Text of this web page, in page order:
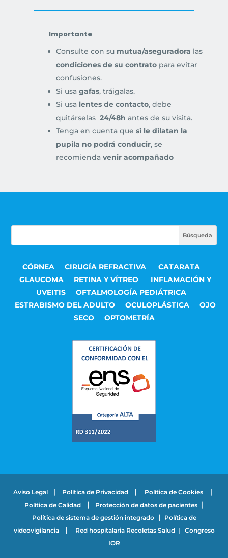
Importante
Consulte con sumutua/aseguradora las
condiciones de su contratopara evitar
confusiones.
Si usa gafas, tráigalas.
Si usa lentes de contacto, debe
quitárselas 24/48h antes de su visita.
Tenga en cuenta que si le dilatan la
pupila no podrá conducir, se
recomienda venir acompañado
CÓRNEA CIRUGÍA REFRACTIVA
CATARATA
GLAUCOMA
RETINA Y VÍTREO
INFLAMACIÓN Y
UVEITIS
OFTALMOLOGÍA PEDIÁTRICA
ESTRABISMO DEL ADULTO
OCULOPLÁSTICA
OJO
SECO
OPTOMETRÍA
Aviso Legal | Política de Privacidad | Política de Cookies |
Política de Calidad | Protección de datos de pacientes |
Política de sistema de gestión integrado|
Política de
videovigilancia| Red hospitalaria Recoletas Salud| Congreso
IOR